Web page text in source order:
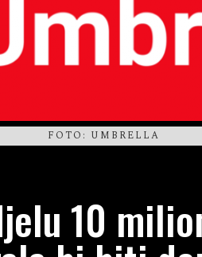
FOTO: UMBRELLA
10